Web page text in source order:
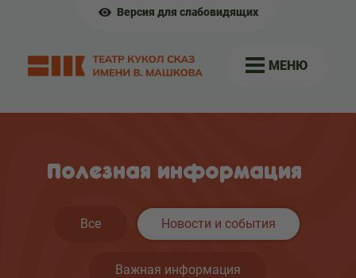
Версия для слабовидящих
МЕНЮ
Полезная информация
Все Новости и события
Важная информация